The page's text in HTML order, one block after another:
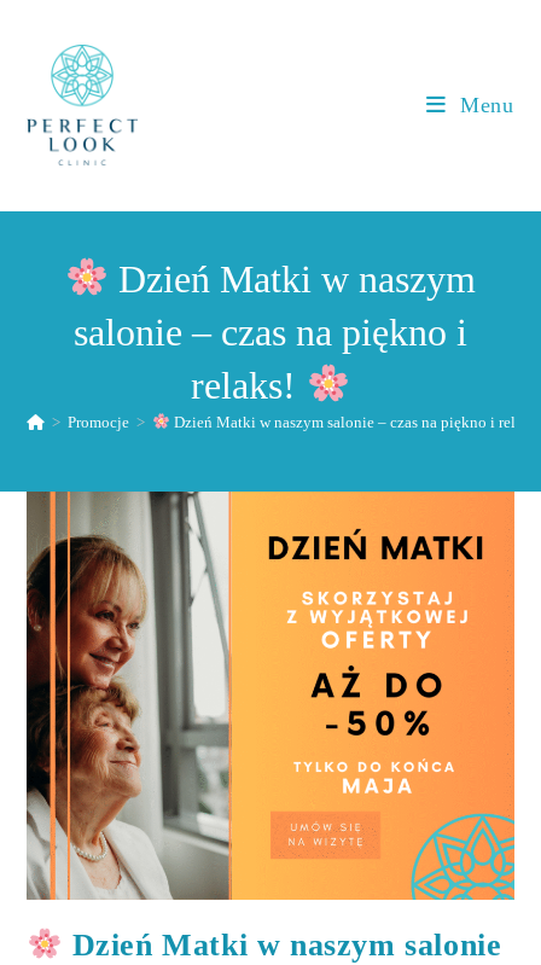
Menu
Dzień Matki w naszym
salonie – czas na piękno i
relaks!
> Promocje > Dzień Matki w naszym salonie – czas na piękno i
Dzień Matki w naszym salonie